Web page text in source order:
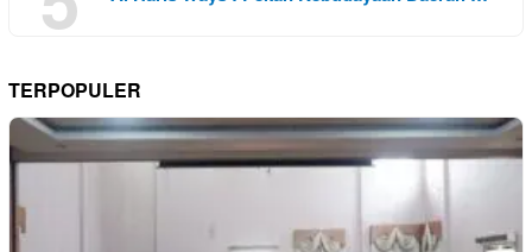
TERPOPULER